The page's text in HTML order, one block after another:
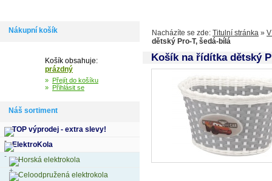
Nacházíte se zde: Titulní stránka »
dětský Pro-T, šedá-bílá
Košík na řídítka dětský
Nákupní košík
Košík obsahuje:
prázdný
» Přejít do košíku
» Přihlásit se
Náš sortiment
TOP výprodej - extra slevy!
ElektroKola
Horská elektrokola
Celoodpružená elektrokola